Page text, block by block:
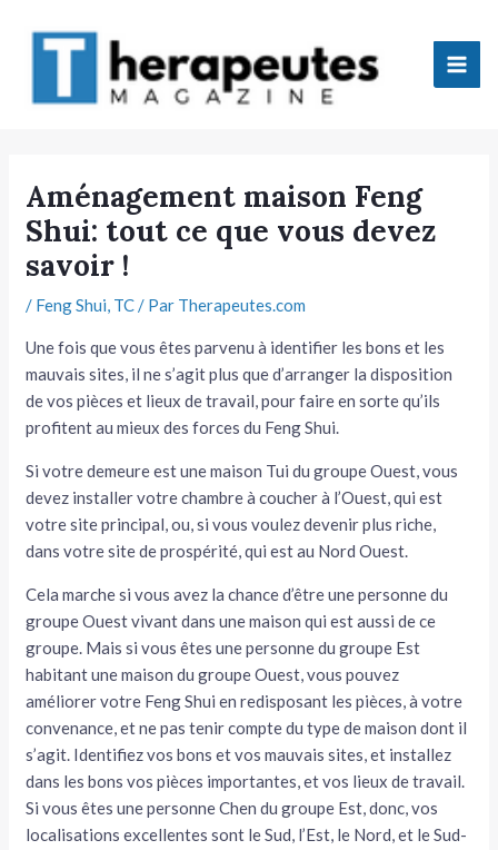
Aménagement maison Feng
Shui: tout ce que vous devez
savoir !
/ Feng Shui, TC/ Par Therapeutes.com
Une fois que vous êtes parvenu à identifier les bons et les
mauvais sites, il ne s’agit plus que d’arranger la disposition
de vos pièces et lieux de travail, pour faire en sorte qu’ils
profitent au mieux des forces du Feng Shui.
Si votre demeure est une maison Tui du groupe Ouest, vous
devez installer votre chambre à coucher à l’Ouest, qui est
votre site principal, ou, si vous voulez devenir plus riche,
dans votre site de prospérité, qui est au Nord­ Ouest.
Cela marche si vous avez la chance d’être une personne du
groupe Ouest vivant dans une maison qui est aussi de ce
groupe. Mais si vous êtes une personne du groupe Est
habitant une maison du groupe Ouest, vous pouvez
améliorer votre Feng Shui en redisposant les pièces, à votre
convenance, et ne pas tenir compte du type de maison dont il
s’agit. Identifiez vos bons et vos mauvais sites, et installez
dans les bons vos pièces importantes, et vos lieux de travail.
Si vous êtes une personne Chen du groupe Est, donc, vos
localisations excellentes sont le Sud, l’Est, le Nord, et le Sud-